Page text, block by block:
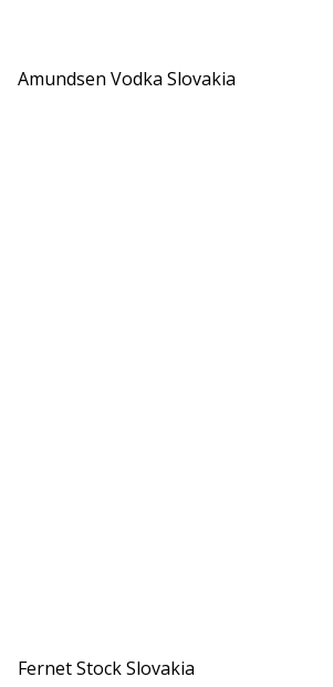
Amundsen Vodka Slovakia
Fernet Stock Slovakia